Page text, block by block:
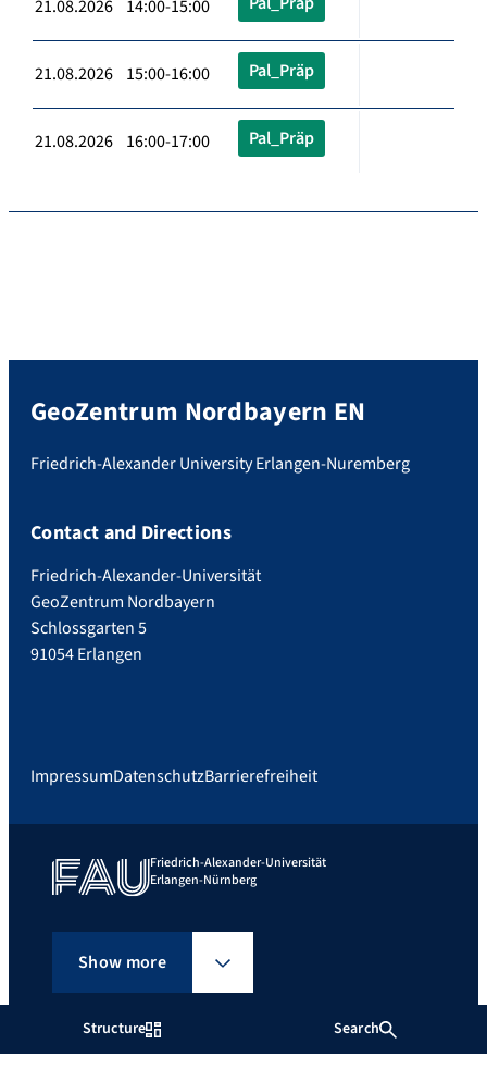
Structure Search
21.08.2026 14:00-15:00
21.08.2026 15:00-16:00 Pal_Präp
21.08.2026 16:00-17:00 Pal_Präp
GeoZentrum Nordbayern EN
Friedrich-Alexander University Erlangen-Nuremberg
Contact and Directions
Friedrich-Alexander-Universität
GeoZentrum Nordbayern
Schlossgarten 5
91054 Erlangen
ImpressumDatenschutzBarrierefreiheit
Friedrich-Alexander-Universität
Erlangen-Nürnberg
Show more